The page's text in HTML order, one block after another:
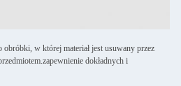
w której materiał jest usuwany przez
dokładnych i